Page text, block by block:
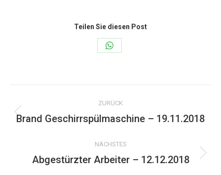
Teilen Sie diesen Post
Share
WhatsApp
Kommentarnavigation
ZURÜCK
Vorheriger
Brand Geschirrspülmaschine – 19.11.2018
NÄCHSTES
Nächster
Abgestürzter Arbeiter – 12.12.2018